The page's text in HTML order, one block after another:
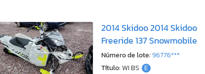
2014 Skidoo 2014 Skidoo
Freeride 137 Snowmobile
Número de lote:96776***
Título:WI BS E